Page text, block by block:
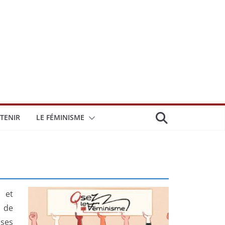
LE FÉMINISME
et